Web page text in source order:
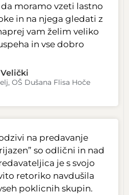
moramo vzeti lastno
in na njega gledati z
vam želim veliko
in vse dobro
OŠ Dušana Flisa Hoče
na predavanje
so odlični in nad
je s svojo
retoriko navdušila
poklicnih skupin.